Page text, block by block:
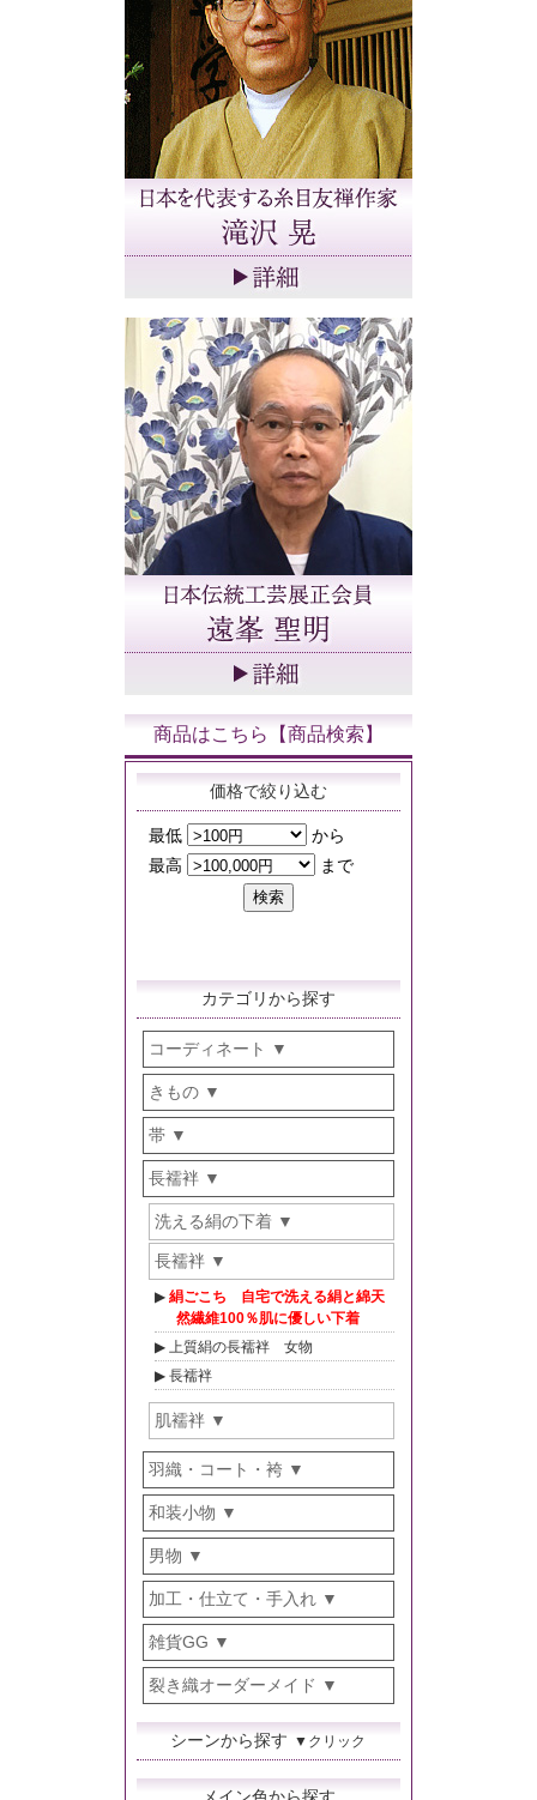
商品はこちら【商品検索】
価格で絞り込む
カテゴリから探す
コーディネート
きもの
帯
長襦袢
洗える絹の下着
長襦袢
絹ごこち 自宅で洗える絹と綿天
然繊維100％肌に優しい下着
上質絹の長襦袢 女物
長襦袢
肌襦袢
羽織・コート・袴
和装小物
男物
加工・仕立て・手入れ
雑貨GG
裂き織オーダーメイド
シーンから探す ▼クリック